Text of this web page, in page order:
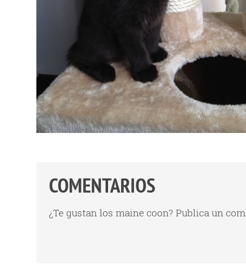
COMENTARIOS
¿Te gustan los maine coon? Publica un